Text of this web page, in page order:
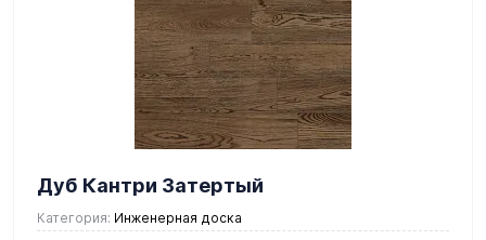
Дуб Кантри Затертый
Категория: Инженерная доска